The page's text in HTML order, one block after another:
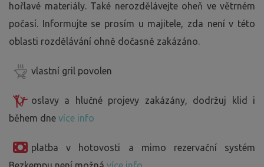
hořlavé materiály. Také nerozdělávejte oheň ve větrném
počasí. Informujte se prosím u majitele, zda není v této
oblasti rozdělávání ohně dočasně zakázáno.
vlastní gril povolen
oslavy a hlučné projevy zakázány, dodržuj klid i
během dne více info
platba v hotovosti a mimo rezervační systém